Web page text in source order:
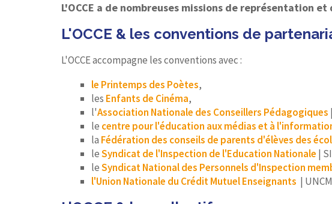
L'OCCE a de nombreuses missions de représentation
L'OCCE & les conventions de
L'OCCE accompagne les conventions avec :
le Printemps des Poètes,
les Enfants de Cinéma,
l'Association Nationale des Conseillers Pédagogiques
le centre pour l'éducation aux médias et à
la Fédération des conseils de parents d'élèves des
leSyndicat de l'Inspection de l'Education Nationale |
leSyndicat National des Personnels d'Inspection
l'Union Nationale du Crédit Mutuel Enseignants |